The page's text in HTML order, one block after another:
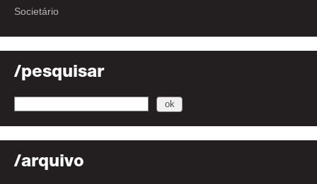
Societário
/pesquisar
/arquivo